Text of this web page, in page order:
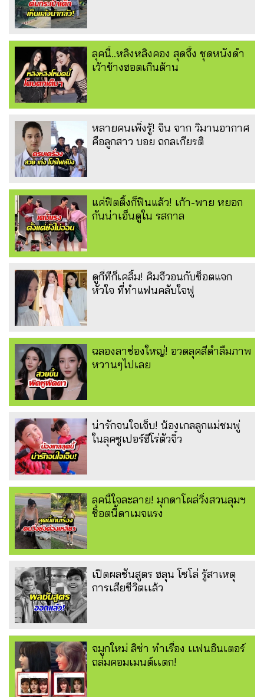
ลุคนี้..หลิงหลิงคอง สุดจึ้ง ชุดหนังดำ
เว้าข้างฮอตเกินต้าน
หลายคนเพิ่งรู้! จิน จาก วิมานอากาศ
คือลูกสาว บอย ถกลเกียรติ
แค่ฟิตติ้งก็ฟินแล้ว! เก้า-พาย หยอก
กันน่าเอ็นดูใน รสกาล
ดูกี่ทีก็เคลิ้ม! คิมจีวอนกับช็อตแจก
หัวใจ ที่ทำแฟนคลับใจฟู
ฉลองลาช่องใหญ่! อวดลุคสีดำลืมภาพ
หวานๆไปเลย
น่ารักจนใจเจ็บ! น้องเกลลูกแม่ชมพู่
ในลุคซูเปอร์ฮีโร่ตัวจิ๋ว
ลุคนี้ใจละลาย! มุกดาโผล่วิ่งสวนลุมฯ
ช็อตนี้ดาเมจแรง
เปิดผลชันสูตร ฮลุน โซโล่ รู้สาเหตุ
การเสียชีวิตเเล้ว
จมูกใหม่ ลิซ่า ทำเรื่อง เเฟนอินเตอร์
ถล่มคอมเมนต์เเตก!